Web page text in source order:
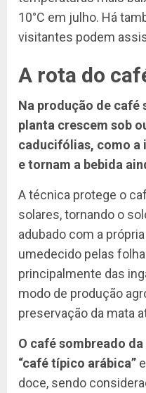
10°C em julho. Há
visitantes podem
A rota do
Na produção de café
planta crescem sob
caducifólias, como a
e tornam a bebida
A técnica protege o
solares, tornando o
adubado com a
umedecido pelas
principalmente das
modo de produção
preservação da mata
O café sombreado
“café típico arábica”
doce, sendo